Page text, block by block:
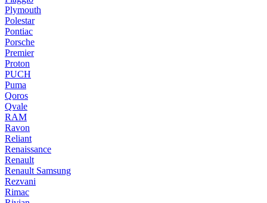
Plymouth
Polestar
Pontiac
Porsche
Premier
Proton
PUCH
Puma
Qoros
Qvale
RAM
Ravon
Reliant
Renaissance
Renault
Renault Samsung
Rezvani
Rimac